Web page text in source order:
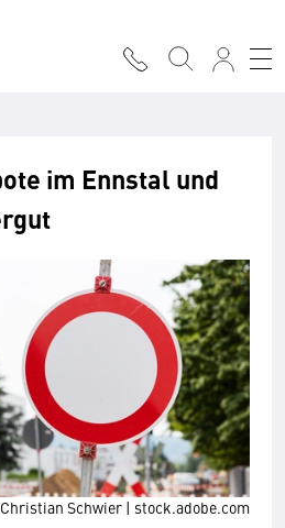
Schwier | stock.adobe.com
im Ennstal und